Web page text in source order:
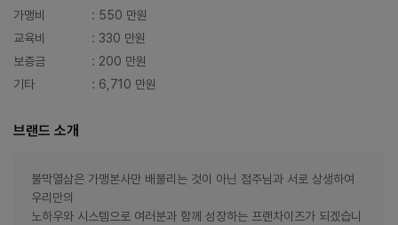
가맹비
: 550 만원
교육비
: 330 만원
보증금
: 200 만원
기타
: 6,710 만원
브랜드 소개
불막열삼은 가맹본사만 배불리는 것이 아닌 점주님과 서로 상생하여
우리만의
노하우와 시스템으로 여러분과 함께 성장하는 프랜차이즈가 되겠습니